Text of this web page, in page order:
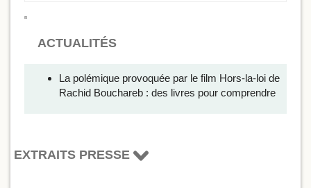
ACTUALITÉS
La polémique provoquée par le film Hors-la-loi de
Rachid Bouchareb : des livres pour comprendre
EXTRAITS PRESSE